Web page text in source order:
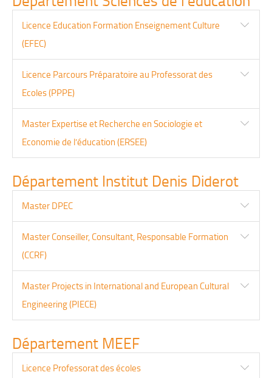
Licence Education Formation Enseignement Culture
(EFEC)
Licence Parcours Préparatoire au Professorat des
Ecoles (PPPE)
Master Expertise et Recherche en Sociologie et
Economie de l’éducation (ERSEE)
Département Institut Denis Diderot
Master DPEC
Master Conseiller, Consultant, Responsable Formation
(CCRF)
Master Projects in International and European Cultural
Engineering (PIECE)
Département MEEF
Licence Professorat des écoles